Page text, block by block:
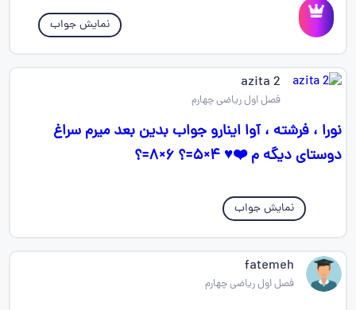
نمایش جواب
azita 2
فصل اول ریاضی چهارم
نورا ، فرشته ، آوا اینارو جواب بدین بعد میرم سراغ
دوستای دیگه م ❤️♥️ ۴×۵=؟ ۶×۸=؟
نمایش جواب
fatemeh
فصل اول ریاضی چهارم